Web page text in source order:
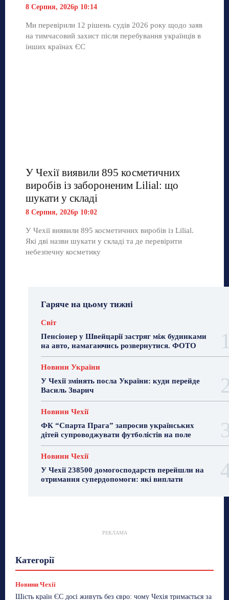
8 Серпня, 2026р 10:14
Ми перевірили 12 рішень судів 2026 року щодо заяв
на тимчасовий захист після перебування українців в
інших країнах ЄС
У Чехії виявили 895 косметичних
виробів із забороненим Lilial: що
шукати у складі
8 Серпня, 2026р 10:02
У Чехії виявили 895 косметичних виробів із Lilial.
Які дві назви шукати у складі та де перевірити
небезпечну косметику
Гаряче на цьому тижні
Світ
Пенсіонер у Швейцарії застряг між будинками
на авто, намагаючись розвернутися. ФОТО
Новини України
У Чехії змінять посла України: куди перейде
Василь Зварич
Новини Чехії
ФК “Спарта Прага” запросив українських
дітей супроводжувати футболістів на поле
Новини Чехії
У Чехії 238500 домогосподарств перейшли на
отримання супердопомоги: які виплати
РЕКЛАМА
Категорії
Новини Чехії
Робота
Сад та город
Новини Чехії
Шість країн ЄС досі живуть без євро: чому Чехія тримається за